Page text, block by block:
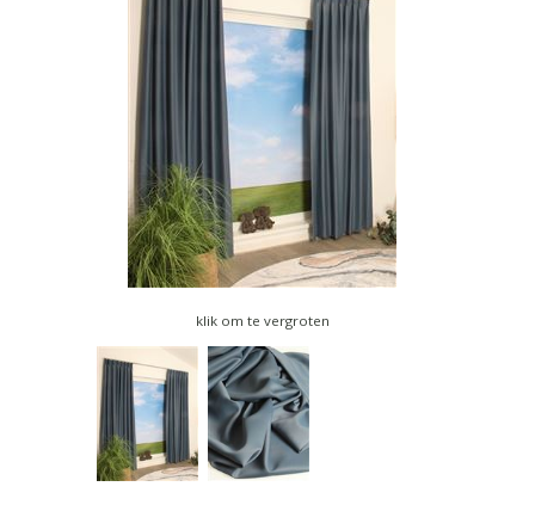
klik om te vergroten